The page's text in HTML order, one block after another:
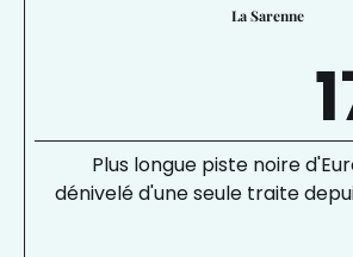
La Sarenne
Plus longue piste noire
dénivelé d'une seule traite